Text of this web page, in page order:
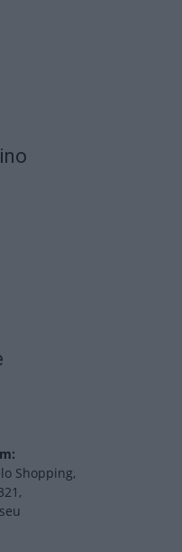
Shopping,